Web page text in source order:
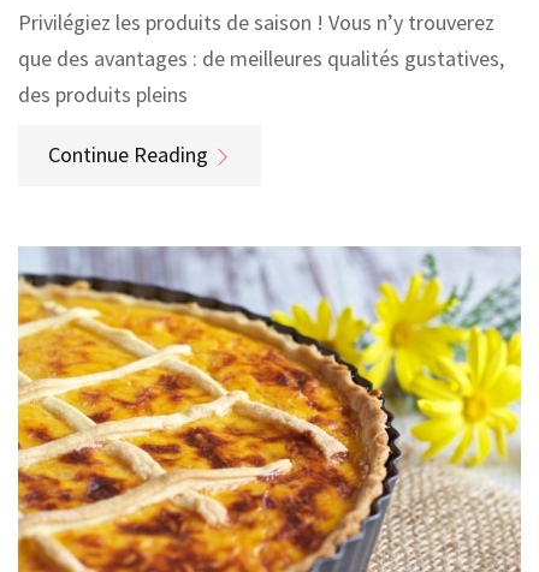
Privilégiez les produits de saison ! Vous n’y trouverez
que des avantages : de meilleures qualités gustatives,
des produits pleins
Continue Reading